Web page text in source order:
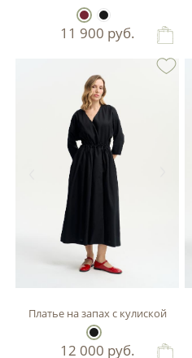
11 900 руб.
Платье на запах с кулиской
12 000 руб.